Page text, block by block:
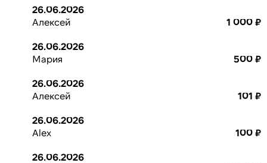
26.06.2026
Алексей
1 000 ₽
26.06.2026
Мария
500 ₽
26.06.2026
Алексей
101 ₽
26.06.2026
Alex
100 ₽
26.06.2026